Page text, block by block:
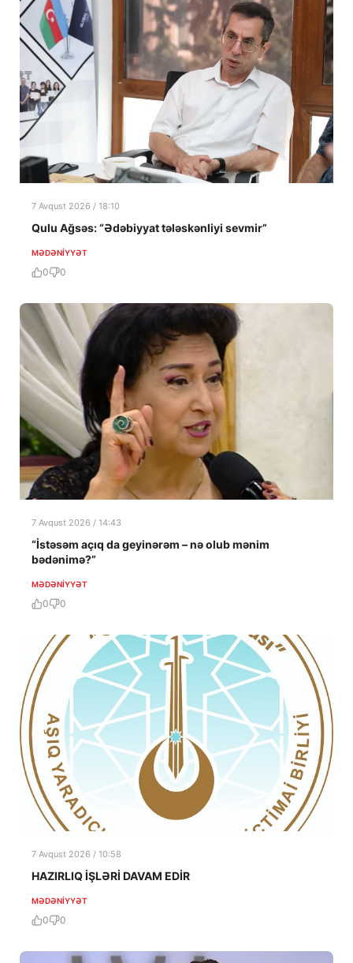
7 Avqust 2026 / 18:10
Qulu Ağsəs: “Ədəbiyyat tələskənliyi sevmir”
MƏDƏNIYYƏT
0 0
7 Avqust 2026 / 14:43
“İstəsəm açıq da geyinərəm – nə olub mənim
bədənimə?”
MƏDƏNIYYƏT
0 0
7 Avqust 2026 / 10:58
HAZIRLIQ İŞLƏRİ DAVAM EDİR
MƏDƏNIYYƏT
0 0